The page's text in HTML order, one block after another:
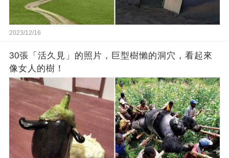
2023/12/16
30張「活久見」的照片，巨型樹懶的洞穴，看起來
像女人的樹！